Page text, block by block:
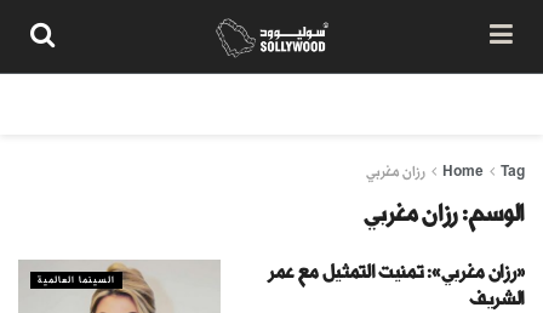
Home Tag رزان مغربي
الوسم:رزان مغربي
السينما العالمية
«رزان مغربي»: تمنيت التمثيل مع عمر
الشريف